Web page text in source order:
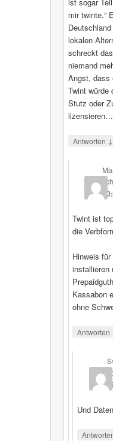
mir twinte.“
lokalen
schreckt
niemand
Angst, dass
Twint würde
Stutz oder
lizensieren…
Antworten ↓
Twint ist
die
Hinweis
installieren
Kassabon
ohne
Antworten
Und